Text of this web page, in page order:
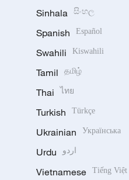
Sinhala සිංහල
Spanish Español
Swahili Kiswahili
Tamil தமிழ்
Thai ไทย
Turkish Türkçe
Ukrainian Українська
Urdu اردو
Vietnamese Tiếng Việt